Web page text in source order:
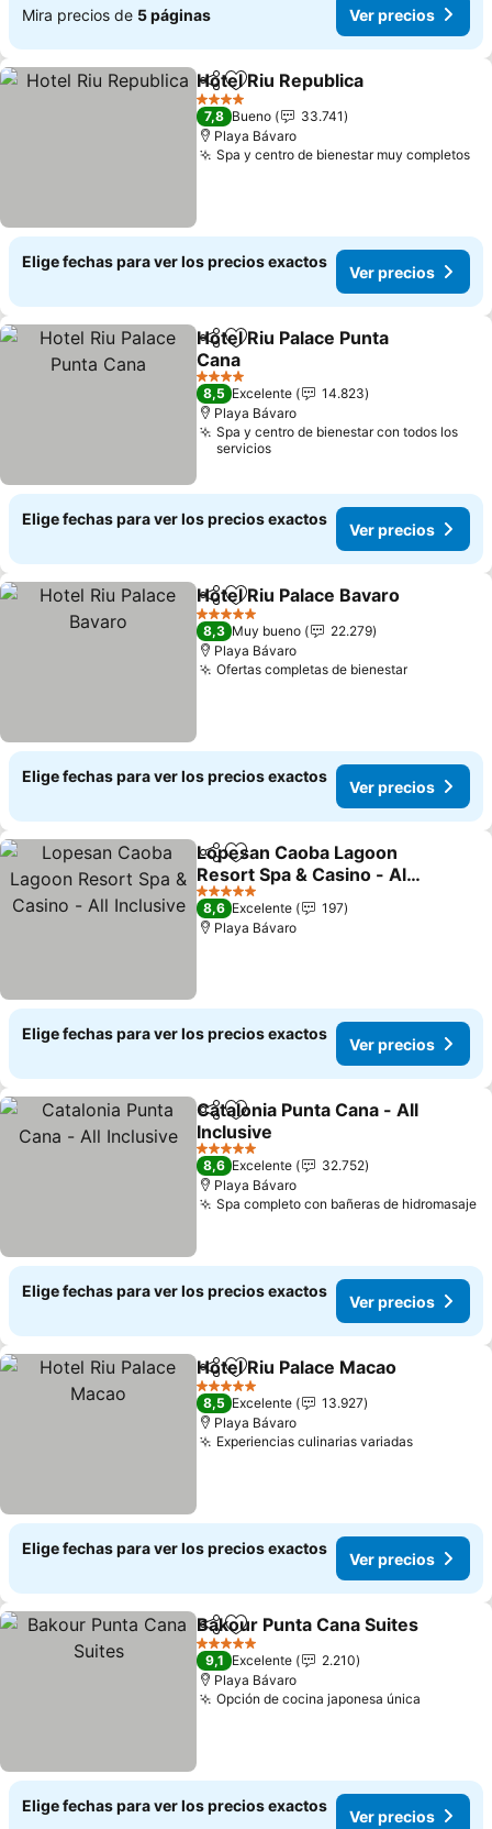
Mira precios de 5 páginas Ver precios
CompartirAgregar a favoritos
Hotel Riu Republica
4 Estrellas
7,8 Bueno
33.741
Playa Bávaro
Spa y centro de bienestar muy completos
Elige fechas para ver los precios exactos
Ver precios
CompartirAgregar a favoritos
Hotel Riu Palace Punta
Cana
Ver precios
4 Estrellas
8,5 Excelente
14.823
Playa Bávaro
Spa y centro de bienestar con todos los
servicios
Elige fechas para ver los precios exactos
Ver precios
CompartirAgregar a favoritos
Hotel Riu Palace Bavaro
5 Estrellas
8,3 Muy bueno
22.279
Playa Bávaro
Ofertas completas de bienestarVer
Elige fechas para ver los precios exactos
Ver precios
CompartirAgregar a favoritos
Lopesan Caoba Lagoon
Resort Spa & Casino - All
Inclusive
Ver precios
5 Estrellas
8,6 Excelente
197
Playa Bávaro
Elige fechas para ver los precios exactos
Ver precios
CompartirAgregar a favoritos
Catalonia Punta Cana - All
Inclusive
Ver precios
5 Estrellas
8,6 Excelente
32.752
Playa Bávaro
Spa completo con bañeras de hidromasaje
Elige fechas para ver los precios exactos
Ver precios
CompartirAgregar a favoritos
Hotel Riu Palace Macao
5 Estrellas
8,5 Excelente
13.927
Playa Bávaro
Experiencias culinarias variadasVer
Elige fechas para ver los precios exactos
Ver precios
CompartirAgregar a favoritos
Bakour Punta Cana Suites
5 Estrellas
9,1 Excelente
2.210
Playa Bávaro
Opción de cocina japonesa única
Elige fechas para ver los precios exactos
Ver precios